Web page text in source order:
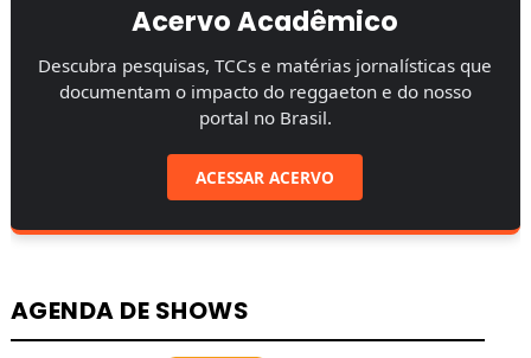
Acervo Acadêmico
Descubra pesquisas, TCCs e matérias jornalísticas que
documentam o impacto do reggaeton e do nosso
portal no Brasil.
ACESSAR ACERVO
AGENDA DE SHOWS